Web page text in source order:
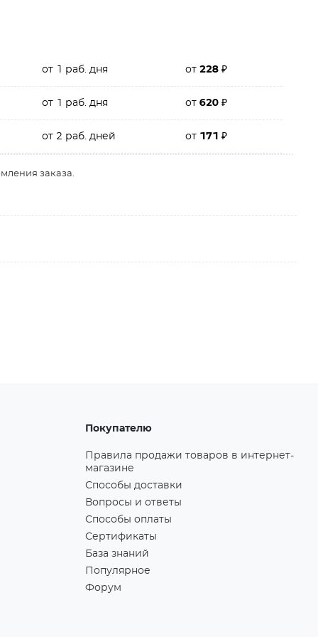
от 1 раб. дня от228₽
от 1 раб. дня от620₽
от 2 раб. дней от 171₽
заказа.
Покупателю
Правила продажи товаров в интернет-
магазине
Способы доставки
Вопросы и ответы
Способы оплаты
Сертификаты
База знаний
Популярное
Форум